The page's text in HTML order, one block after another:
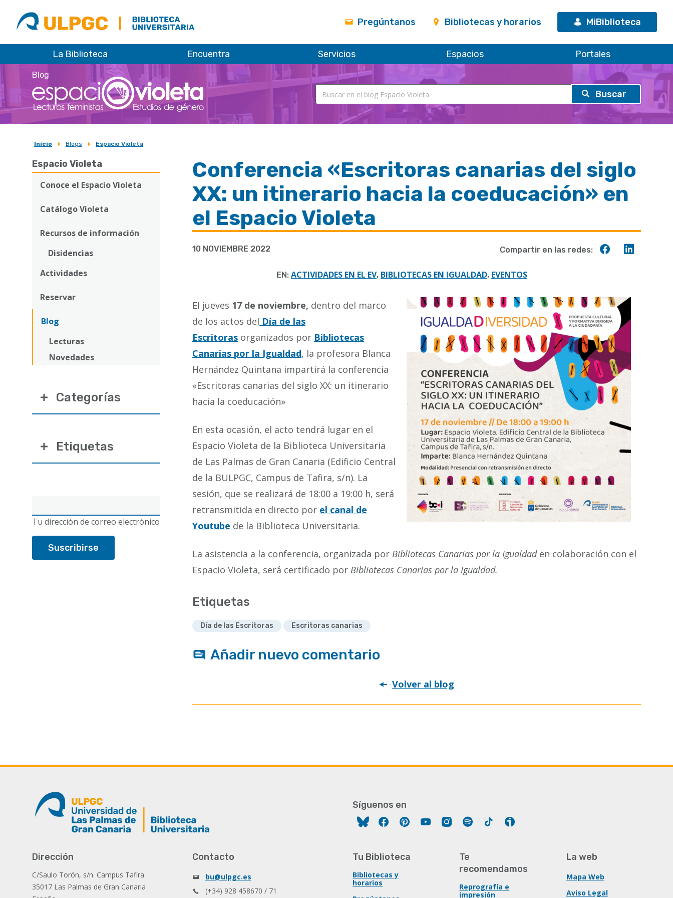
ULPGC
Biblioteca
ULPGC
Pregúntanos Bibliotecas y horarios MiBiblioteca
La Biblioteca Encuentra Servicios Espacios Portales
Blog
Sobrescribir
enlaces
de
ayuda
la
navegación
Inicio Blogs Espacio Violeta
Espacio Violeta
Conoce el Espacio Violeta
Catálogo Violeta
Recursos de información
Disidencias
Actividades
Reservar
Blog
Lecturas
Novedades
electrónico
Tu dirección de correo electrónico
Categorías
Etiquetas
Conferencia «Escritoras canarias del siglo
XX: un itinerario hacia la coeducación» en
el Espacio Violeta
10 NOVIEMBRE 2022
Compartir
Compartir en las redes:
EN: ACTIVIDADES EN EL EV, BIBLIOTECAS EN IGUALDAD, EVENTOS
El jueves 17 de noviembre, dentro del marco
de los actos del Día de las
Escritoras organizados por Bibliotecas
Canarias por la Igualdad, la profesora Blanca
Hernández Quintana impartirá la conferencia
«Escritoras canarias del siglo XX: un itinerario
hacia la coeducación»
En esta ocasión, el acto tendrá lugar en el
Espacio Violeta de la Biblioteca Universitaria
de Las Palmas de Gran Canaria (Edificio Central
de la BULPGC, Campus de Tafira, s/n). La
sesión, que se realizará de 18:00 a 19:00 h, será
retransmitida en directo por el canal de
Youtube de la Biblioteca Universitaria.
La asistencia a la conferencia, organizada por Bibliotecas Canarias por la Igualdaden colaboración con el
Espacio Violeta, será certificado por Bibliotecas Canarias por la Igualdad.
Etiquetas
Día de las Escritoras Escritoras canarias
Añadir nuevo comentario
Volver al blog
Síguenos en
FacebookPinterestYouTubeInstagram
Spotify Tiktok
Dirección
C/Saulo Torón, s/n. Campus Tafira
35017 Las Palmas de Gran Canaria
Contacto
bu@ulpgc.es
(+34) 928 458670 / 71
Tu Biblioteca
Bibliotecas y
horarios
Te
recomendamos
Reprografía e
impresión
La web
Mapa Web
Aviso Legal